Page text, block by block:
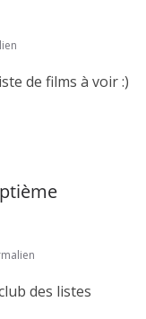
de films à voir :)
des listes